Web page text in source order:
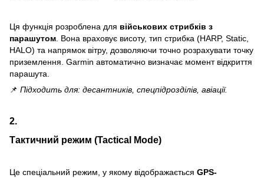
Ця функція розроблена для військових стрибків з
парашутом . Вона враховує висоту, тип стрибка (HARP, Static,
HALO) та напрямок вітру, дозволяючи точно розрахувати точку
приземлення. Garmin автоматично визначає момент відкриття
парашута.
📌 Підходить для: десантників, спецпідрозділів, авіації.
2.
Тактичний режим (Tactical Mode)
Це спеціальний режим, у якому відображається GPS-